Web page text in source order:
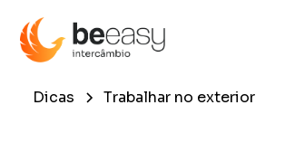
Dicas Trabalhar no exterior